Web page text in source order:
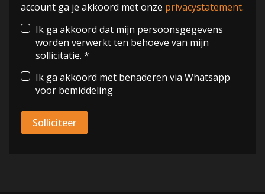
account ga je akkoord met onze privacystatement.
Ik ga akkoord dat mijn persoonsgegevens
worden verwerkt ten behoeve van mijn
sollicitatie. *
Ik ga akkoord met benaderen via Whatsapp
voor bemiddeling
Solliciteer